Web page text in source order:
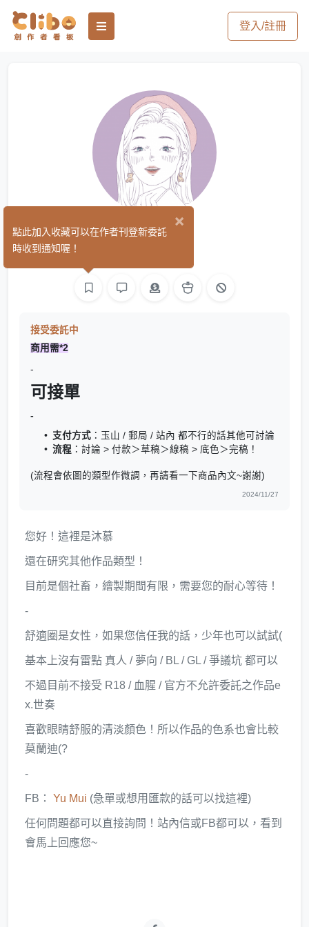
登入/註冊
沐慕
接受委託中
商用需*2
-
可接單
-
支付方式 ：玉山 / 郵局 / 站內 都不行的話其他可討論
流程 ：討論 > 付款＞草稿＞線稿 > 底色＞完稿！
(流程會依圖的類型作微調，再請看一下商品內文~謝謝)
2024/11/27
您好！這裡是沐慕
還在研究其他作品類型！
目前是個社畜，繪製期間有限，需要您的耐心等待！
-
舒適圈是女性，如果您信任我的話，少年也可以試試(
基本上沒有雷點 真人 / 夢向 / BL / GL / 爭議坑 都可以
不過目前不接受 R18 / 血腥 / 官方不允許委託之作品e
x.世奏
喜歡眼睛舒服的清淡顏色！所以作品的色系也會比較
莫蘭迪(?
-
FB： Yu Mui (急單或想用匯款的話可以找這裡)
任何問題都可以直接詢問！站內信或FB都可以，看到
會馬上回應您~
×
點此加入收藏可以在作者刊登新委託
時收到通知喔！